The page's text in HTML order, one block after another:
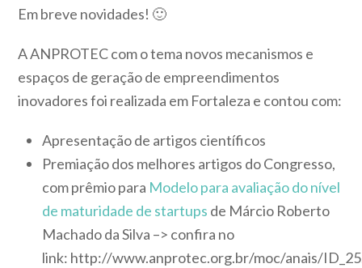
Em breve novidades! 🙂
A ANPROTEC com o tema novos mecanismos e
espaços de geração de empreendimentos
inovadores foi realizada em Fortaleza e contou com:
Apresentação de artigos científicos
Premiação dos melhores artigos do Congresso,
com prêmio para Modelo para avaliação do nível
de maturidade de startups de Márcio Roberto
Machado da Silva –> confira no
link: http://www.anprotec.org.br/moc/anais/